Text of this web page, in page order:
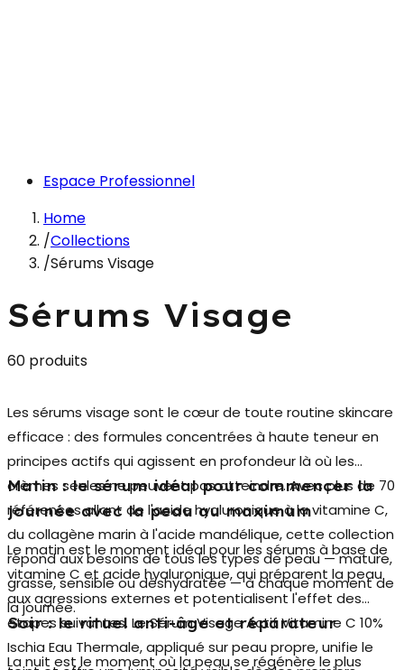
Espace Professionnel
Home
/Collections
/Sérums Visage
Sérums Visage
60 produits
Les sérums visage sont le cœur de toute routine skincare
efficace : des formules concentrées à haute teneur en
principes actifs qui agissent en profondeur là où les
crèmes seules ne peuvent pas atteindre. Avec plus de 70
références allant de l'acide hyaluronique à la vitamine C,
du collagène marin à l'acide mandélique, cette collection
répond aux besoins de tous les types de peau — mature,
grasse, sensible ou déshydratée — à chaque moment de
la journée.
Matin : le sérum idéal pour commencer la
journée avec la peau au maximum
Le matin est le moment idéal pour les sérums à base de
vitamine C et acide hyaluronique, qui préparent la peau
aux agressions externes et potentialisent l'effet des
étapes suivantes. Le Sérum Visage Actif Vitamine C 10%
Ischia Eau Thermale, appliqué sur peau propre, unifie le
Soir : le rituel anti-âge et réparateur
La nuit est le moment où la peau se régénère le plus